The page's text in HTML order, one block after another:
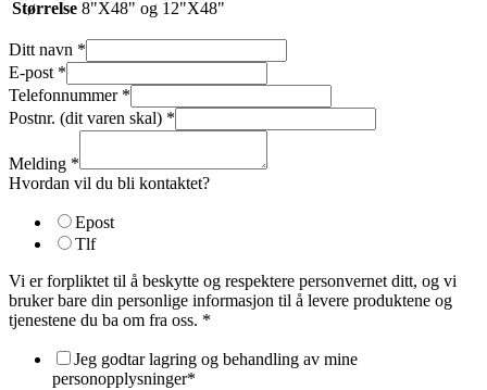
Størrelse 8"X48" og 12"X48"
Ditt navn *
E-post *
Telefonnummer *
Postnr. (dit varen skal) *
Melding *
Hvordan vil du bli kontaktet?
Epost
Tlf
Vi er forpliktet til å beskytte og respektere personvernet ditt, og vi
bruker bare din personlige informasjon til å levere produktene og
tjenestene du ba om fra oss. *
Jeg godtar lagring og behandling av mine
personopplysninger*